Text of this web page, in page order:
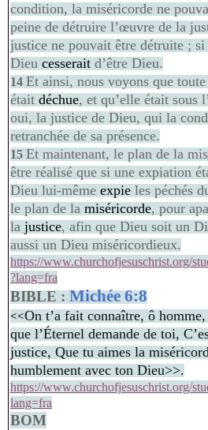
condition, la miséricorde ne
peine de détruire l’œuvre de la
justice ne pouvait être détruite ;
Dieu cesseraitd’être Dieu.
14 Et ainsi, nous voyons que
était déchue, et qu’elle était sous
oui, la justice de Dieu, qui la
retranchée de sa présence.
15 Et maintenant, le plan de la
être réalisé que si une expiation
Dieu lui-même expieles péchés
le plan de la miséricorde, pour
la justice, afin que Dieu soit un
aussi un Dieu miséricordieux.
https://www.churchofjesuschrist.org/
?lang=fra
BIBLE : Michée 6:8
<<On t’a fait connaître, ô
que l’Éternel demande de toi,
justice, Que tu aimes la
humblement avec ton Dieu>>.
https://www.churchofjesuschrist.org/
lang=fra
BOM